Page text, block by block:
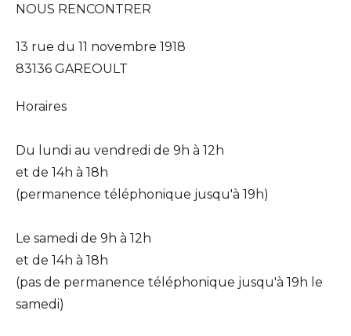
NOUS RENCONTRER
13 rue du 11 novembre 1918
83136 GAREOULT
Horaires
Du lundi au vendredi de 9h à 12h
et de 14h à 18h
(permanence téléphonique jusqu'à 19h)
Le samedi de 9h à 12h
et de 14h à 18h
(pas de permanence téléphonique jusqu'à 19h le
samedi)